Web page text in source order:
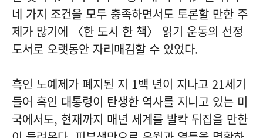
네 가지 조건을 모두 충족하면서도 토론할 만한 주
제가 많기에 〈한 도시 한 책〉 읽기 운동의 선정
도서로 오랫동안 자리매김할 수 있었다.
흑인 노예제가 폐지된 지 1백 년이 지나고 21세기
들어 흑인 대통령이 탄생한 역사를 지니고 있는 미
국에서도, 현재까지 매년 세계를 발칵 뒤집을 만한